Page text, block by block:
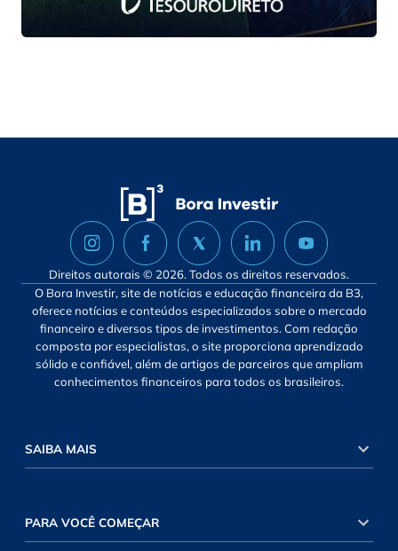
Direitos autorais © 2026. Todos os direitos reservados.
O Bora Investir, site de notícias e educação financeira da B3,
oferece notícias e conteúdos especializados sobre o mercado
financeiro e diversos tipos de investimentos. Com redação
composta por especialistas, o site proporciona aprendizado
sólido e confiável, além de artigos de parceiros que ampliam
conhecimentos financeiros para todos os brasileiros.
SAIBA MAIS
PARA VOCÊ COMEÇAR